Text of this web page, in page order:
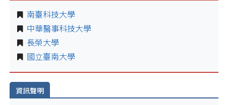
南臺科技大學
中華醫事科技大學
長榮大學
國立臺南大學
資訊聲明